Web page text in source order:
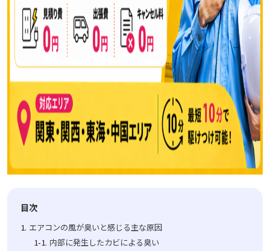
目次
エアコンの風が臭いと感じる主な原因
内部に発生したカビによる臭い